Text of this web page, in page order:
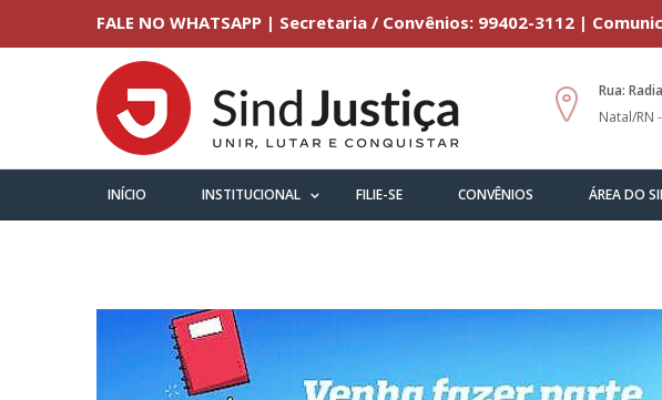
FALE NO WHATSAPP | Secretaria / Convênios: 99402-3112 |
Rua:
Natal/RN
INÍCIO INSTITUCIONAL FILIE-SE CONVÊNIOS ÁREA DO